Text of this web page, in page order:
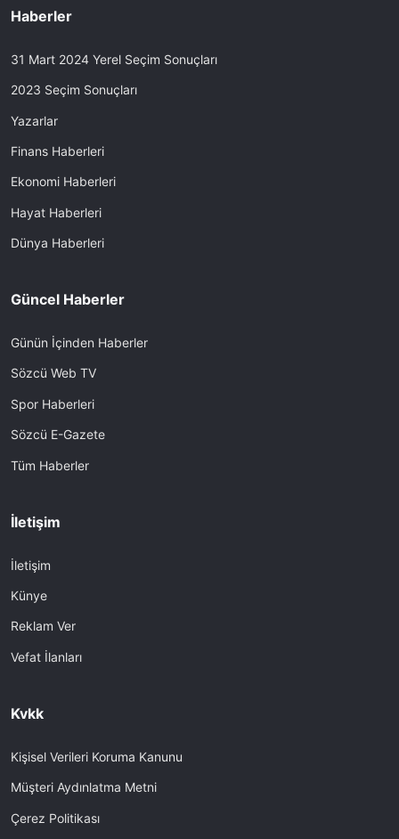
Haberler
31 Mart 2024 Yerel Seçim Sonuçları
2023 Seçim Sonuçları
Yazarlar
Finans Haberleri
Ekonomi Haberleri
Hayat Haberleri
Dünya Haberleri
Güncel Haberler
Günün İçinden Haberler
Sözcü Web TV
Spor Haberleri
Sözcü E-Gazete
Tüm Haberler
İletişim
İletişim
Künye
Reklam Ver
Vefat İlanları
Kvkk
Kişisel Verileri Koruma Kanunu
Müşteri Aydınlatma Metni
Çerez Politikası